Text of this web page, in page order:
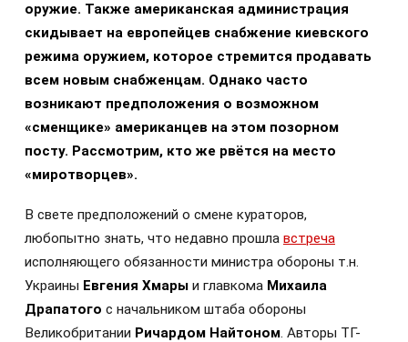
оружие. Также американская администрация
скидывает на европейцев снабжение киевского
режима оружием, которое стремится продавать
всем новым снабженцам. Однако часто
возникают предположения о возможном
«сменщике» американцев на этом позорном
посту. Рассмотрим, кто же рвётся на место
«миротворцев».
В свете предположений о смене кураторов,
любопытно знать, что недавно прошла встреча
исполняющего обязанности министра обороны т.н.
Украины Евгения Хмары и главкома Михаила
Драпатого с начальником штаба обороны
Великобритании Ричардом Найтоном. Авторы ТГ-